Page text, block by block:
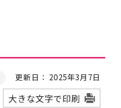
更新日： 2025年3月7日
大きな文字で印刷